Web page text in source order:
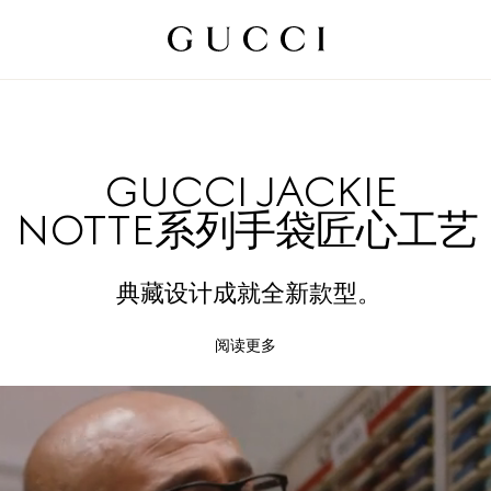
GUCCI JACKIE
NOTTE系列手袋匠心工艺
典藏设计成就全新款型。
阅读更多